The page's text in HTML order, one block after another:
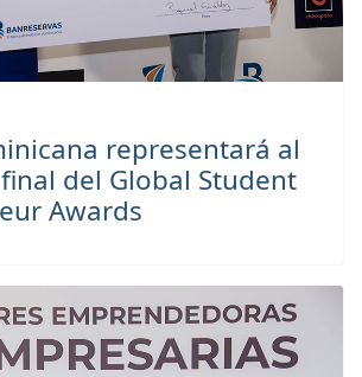
representará al
del Global Student
Awards